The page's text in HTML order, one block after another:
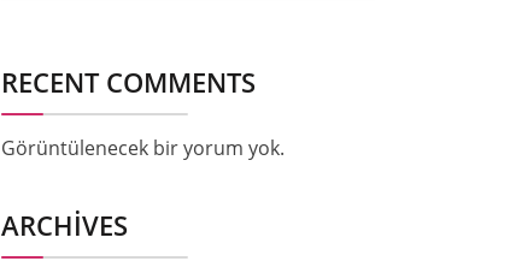
RECENT COMMENTS
Görüntülenecek bir yorum yok.
ARCHIVES